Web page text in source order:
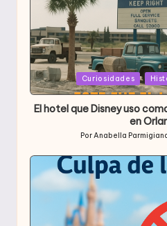
Publicada
en
Curiosidades
El hotel que Disney uso
en
Publicado
por
PorAnabella